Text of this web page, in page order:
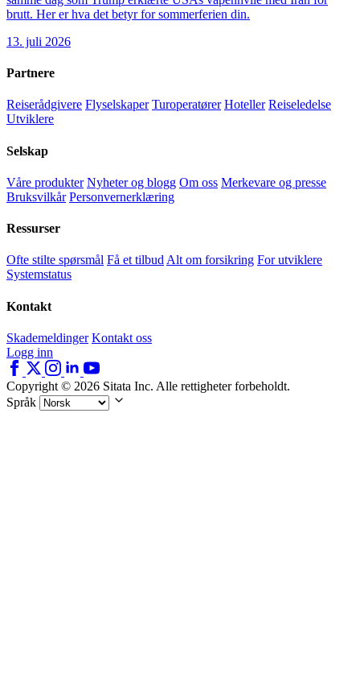
brutt. Her er hva det betyr for sommerferien din.
13. juli 2026
Partnere
Reiserådgivere Flyselskaper Turoperatører Hoteller Reiseledelse
Utviklere
Selskap
Våre produkter Nyheter og blogg Om oss Merkevare og presse
Bruksvilkår Personvernerklæring
Ressurser
Ofte stilte spørsmål Få et tilbudAlt om forsikring For utviklere
Systemstatus
Kontakt
Skademeldinger Kontakt oss
Logg inn
Copyright © 2026 Sitata Inc. Alle rettigheter forbeholdt.
Språk